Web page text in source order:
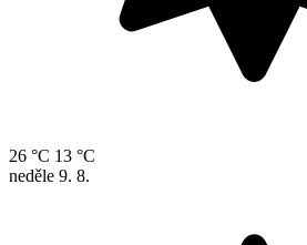
26 °C 13 °C
neděle 9. 8.